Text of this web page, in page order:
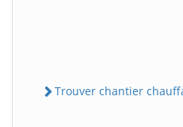
Trouver chantier